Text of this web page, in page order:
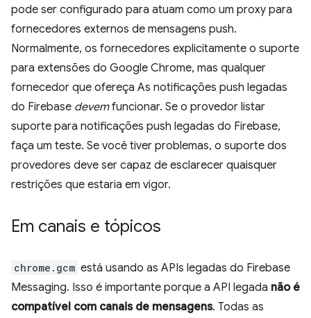
pode ser configurado para atuam como um proxy para
fornecedores externos de mensagens push.
Normalmente, os fornecedores explicitamente o suporte
para extensões do Google Chrome, mas qualquer
fornecedor que ofereça As notificações push legadas
do Firebase devemfuncionar. Se o provedor listar
suporte para notificações push legadas do Firebase,
faça um teste. Se você tiver problemas, o suporte dos
provedores deve ser capaz de esclarecer quaisquer
restrições que estaria em vigor.
Em canais e tópicos
chrome.gcm está usando as APIs legadas do Firebase
Messaging. Isso é importante porque a API legada não é
compatível com canais de mensagens. Todas as